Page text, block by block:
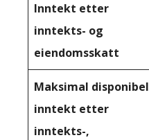
Inntekt etter
inntekts- og
eiendomsskatt
Maksimal disponibel
inntekt etter
inntekts-,